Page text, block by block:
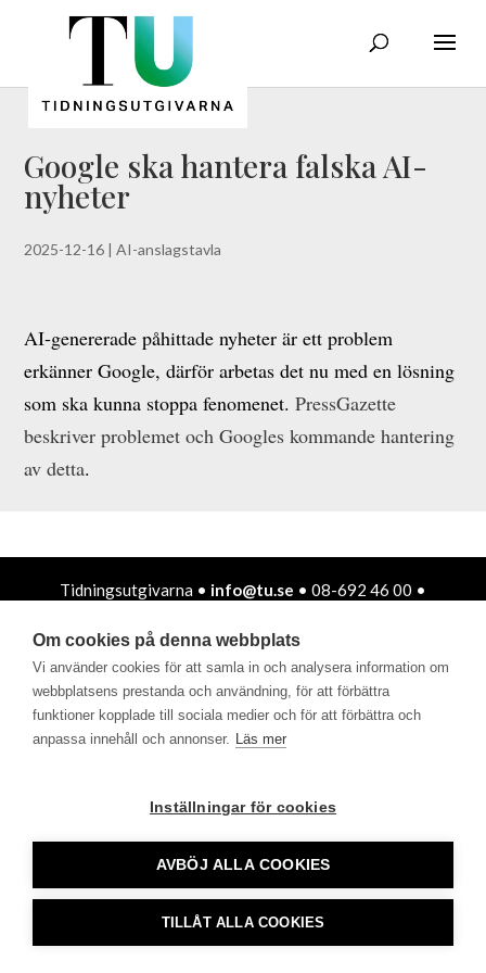
Google ska hantera falska AI-
nyheter
2025-12-16 |AI-anslagstavla
AI-genererade påhittade nyheter är ett problem
erkänner Google, därför arbetas det nu med en lösning
som ska kunna stoppa fenomenet.PressGazette
beskriver problemet och Googles kommande hantering
av detta.
Tidningsutgivarna • info@tu.se • 08-692 46 00 •
Om cookies på denna webbplats
Vi använder cookies för att samla in och analysera information om
webbplatsens prestanda och användning, för att förbättra
funktioner kopplade till sociala medier och för att förbättra och
anpassa innehåll och annonser. Läs mer
Inställningar för cookies
AVBÖJ ALLA COOKIES
TILLÅT ALLA COOKIES